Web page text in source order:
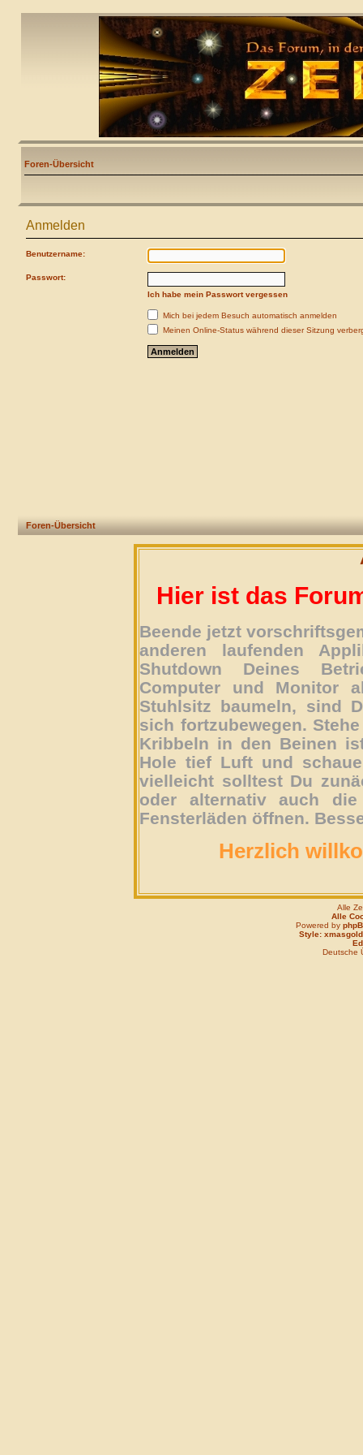
Foren-Übersicht
Anmelden
Benutzername:
Passwort:
Ich habe mein Passwort vergessen
Mich bei jedem Besuch automatisch anmelden
Meinen Online-Status während dieser Sitzung
Foren-Übersicht
Hier ist das
Beende jetzt
anderen laufenden
Shutdown Deines
Computer und Monitor
Stuhlsitz baumeln, sind
sich fortzubewegen.
Kribbeln in den Beinen
Hole tief Luft und
vielleicht solltest Du
oder alternativ auch
Fensterläden öffnen.
Herzlich
Alle
Alle
Powered by
Style: xmasgold
Deutsche